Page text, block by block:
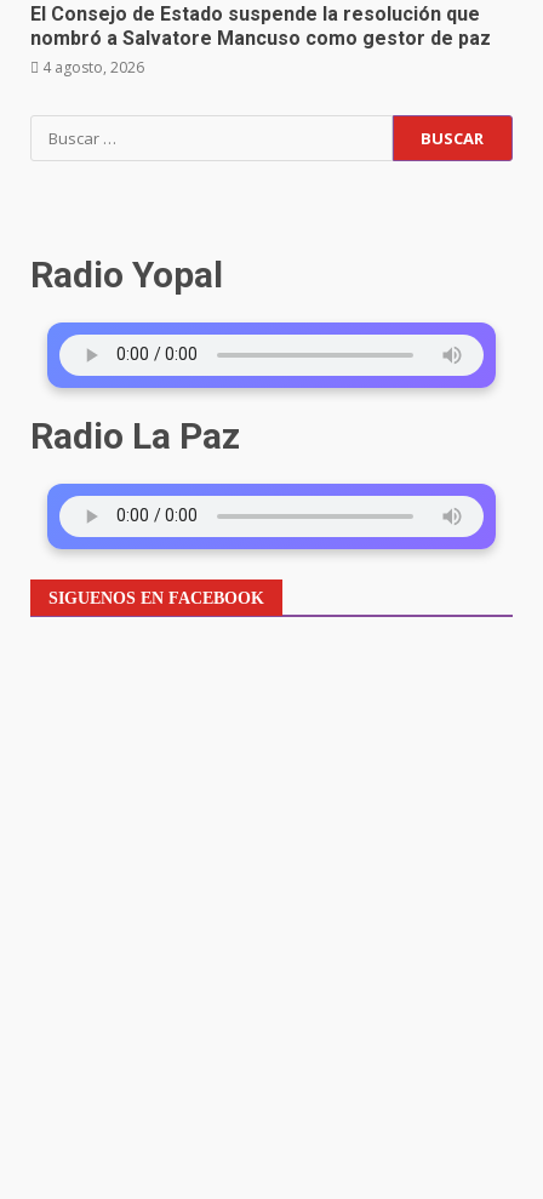
El Consejo de Estado suspende la resolución que
nombró a Salvatore Mancuso como gestor de paz
4 agosto, 2026
Radio Yopal
Radio La Paz
SIGUENOS EN FACEBOOK